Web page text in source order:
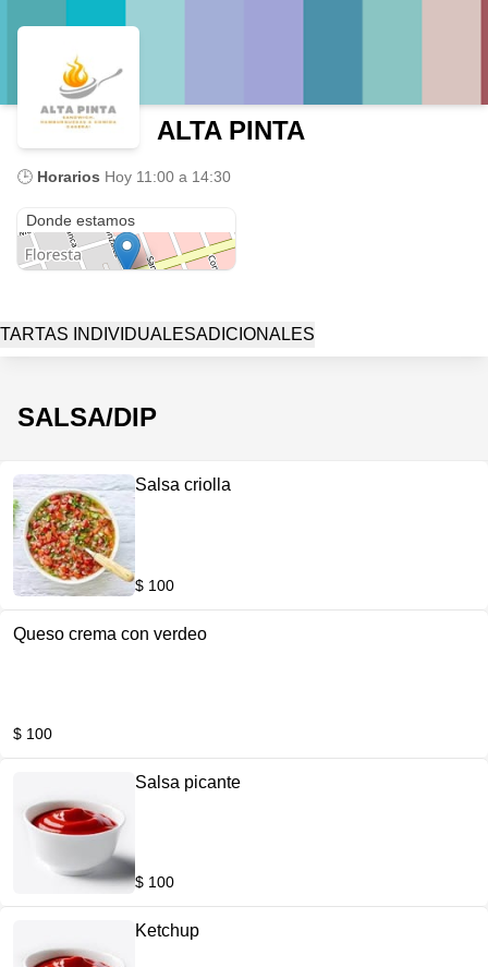
ALTA PINTA
🕒 Horarios Hoy 11:00 a 14:30
Donde estamos
TARTAS INDIVIDUALESADICIONALES
SALSA/DIP
Salsa criolla
$ 100
Queso crema con verdeo
$ 100
Salsa picante
$ 100
Ketchup